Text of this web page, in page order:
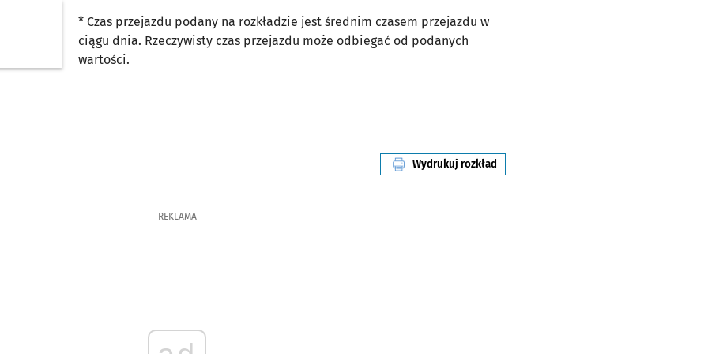
* Czas przejazdu podany na rozkładzie jest średnim czasem przejazdu w
ciągu dnia. Rzeczywisty czas przejazdu może odbiegać od podanych
wartości.
Wydrukuj rozkład
linii nr 116
REKLAMA